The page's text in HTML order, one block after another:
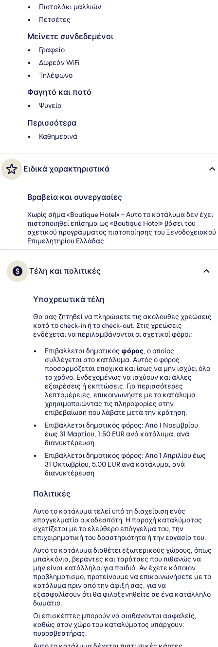
Πιστολάκι μαλλιών
Πετσέτες
Μείνετε συνδεδεμένοι
Γραφείο
Δωρεάν WiFi
Τηλέφωνο
Φαγητό και ποτό
Ψυγείο
Περισσότερα
Καθημερινά
Ειδικά χαρακτηριστικά
Βραβεία και συνεργασίες
Χωρίς σήμα «Boutique Hotel» – Αυτό το κατάλυμα δεν έχει
πιστοποιηθεί επίσημα ως «Boutique Hotel» βάσει του
σχετικού προγράμματος πιστοποίησης του Ξενοδοχειακού
Επιμελητηρίου Ελλάδας.
Τέλη και πολιτικές
Υποχρεωτικά τέλη
Θα σας ζητηθεί να πληρώσετε τις ακόλουθες χρεώσεις
κατά το check-in ή το check-out. Στις χρεώσεις
ενδέχεται να περιλαμβάνονται οι σχετικοί φόροι:
Επιβάλλεται δημοτικός φόρος, ο οποίος
συλλέγεται στο κατάλυμα. Αυτός ο φόρος
προσαρμόζεται εποχικά και ίσως να μην ισχύει όλο
το χρόνο. Ενδεχομένως να ισχύουν και άλλες
εξαιρέσεις ή εκπτώσεις. Για περισσότερες
λεπτομέρειες, επικοινωνήστε με το κατάλυμα
χρησιμοποιώντας τις πληροφορίες στην
επιβεβαίωση που λάβατε μετά την κράτηση.
Επιβάλλεται δημοτικός φόρος: Από 1 Νοεμβρίου
έως 31 Μαρτίου, 1.50 EUR ανά κατάλυμα, ανά
διανυκτέρευση
Επιβάλλεται δημοτικός φόρος: Από 1 Απριλίου έως
31 Οκτωβρίου, 5.00 EUR ανά κατάλυμα, ανά
διανυκτέρευση
Πολιτικές
Αυτό το κατάλυμα τελεί υπό τη διαχείριση ενός
επαγγελματία οικοδεσπότη. Η παροχή καταλύματος
σχετίζεται με το ελεύθερο επάγγελμά του, την
επιχειρηματική του δραστηριότητα ή την εργασία του.
Αυτό το κατάλυμα διαθέτει εξωτερικούς χώρους, όπως
μπαλκόνια, βεράντες και ταράτσες που πιθανώς να
μην είναι κατάλληλοι για παιδιά. Αν έχετε κάποιον
προβληματισμό, προτείνουμε να επικοινωνήσετε με το
κατάλυμα πριν από την άφιξή σας, για να
εξασφαλίσουν ότι θα φιλοξενηθείτε σε ένα κατάλληλο
δωμάτιο.
Οι επισκέπτες μπορούν να αισθάνονται ασφαλείς,
καθώς στον χώρο του καταλύματος υπάρχουν:
πυροσβεστήρας.